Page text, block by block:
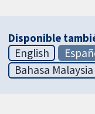
Disponible
English
Bahasa Malaysia